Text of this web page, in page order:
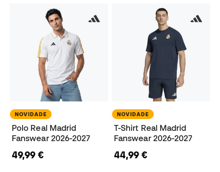
NOVIDADE
Polo Real Madrid
Fanswear 2026-2027
49,99 €
NOVIDADE
T-Shirt Real Madrid
Fanswear 2026-2027
44,99 €